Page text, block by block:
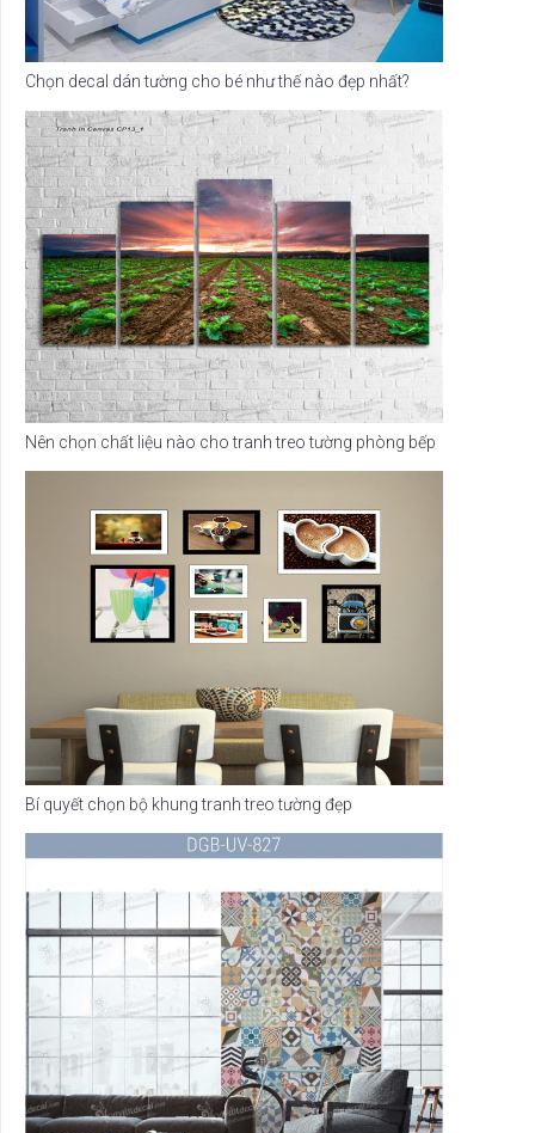
Chọn decal dán tường cho bé như thế nào đẹp nhất?
Nên chọn chất liệu nào cho tranh treo tường phòng bếp
Bí quyết chọn bộ khung tranh treo tường đẹp